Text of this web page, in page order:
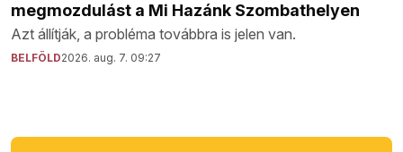
megmozdulást a Mi Hazánk Szombathelyen
Azt állítják, a probléma továbbra is jelen van.
BELFÖLD2026. aug. 7. 09:27